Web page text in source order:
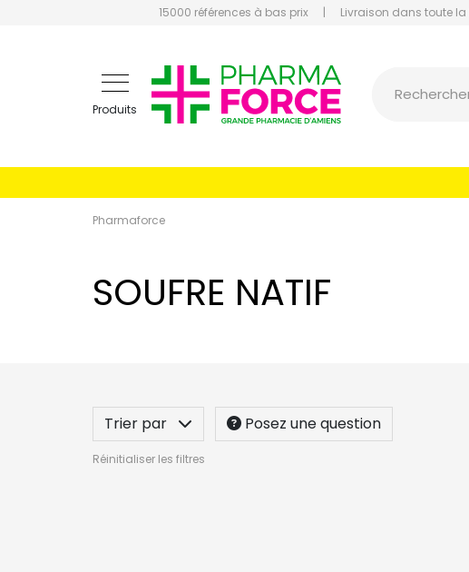
15000 références à bas prix | Livraison dans toute la
Produits
Pharmaforce
Pharmaforce
SOUFRE NATIF
Trier par Posez une question
Réinitialiser les filtres